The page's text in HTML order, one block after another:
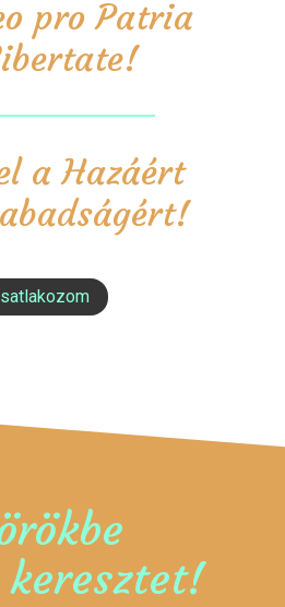
pro Patria
a Hazáért
keresztet!